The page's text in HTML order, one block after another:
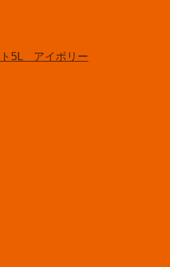
5L アイボリー